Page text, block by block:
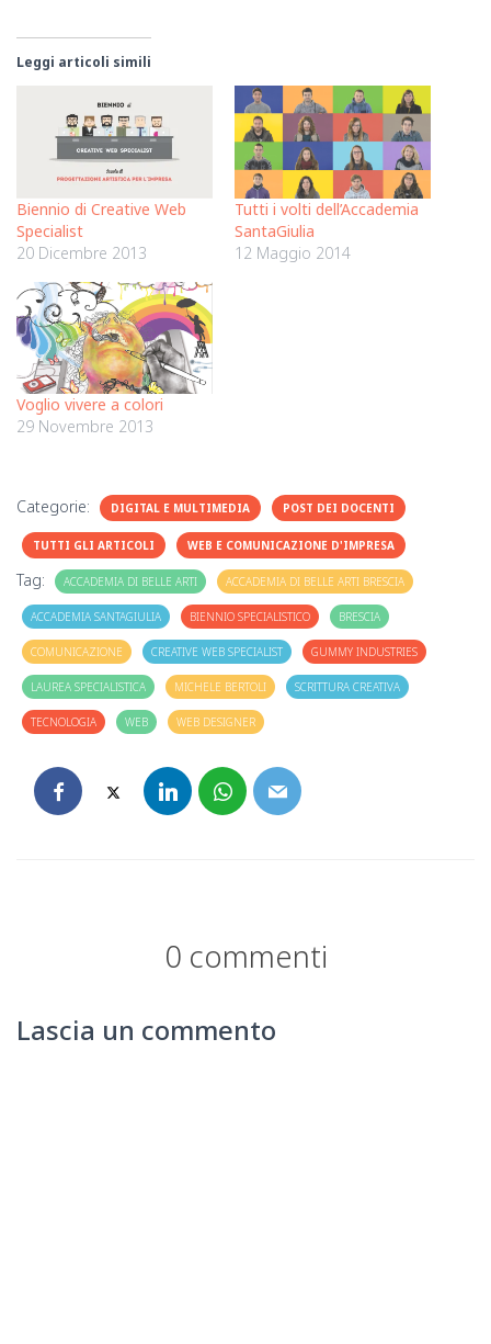
Leggi articoli simili
Biennio di Creative Web
Specialist
20 Dicembre 2013
Tutti i volti dell’Accademia
SantaGiulia
12 Maggio 2014
Voglio vivere a colori
29 Novembre 2013
Categorie: DIGITAL E MULTIMEDIA POST DEI DOCENTI
TUTTI GLI ARTICOLI WEB E COMUNICAZIONE D'IMPRESA
Tag: ACCADEMIA DI BELLE ARTI ACCADEMIA DI BELLE ARTI BRESCIA
ACCADEMIA SANTAGIULIA BIENNIO SPECIALISTICO BRESCIA
COMUNICAZIONE CREATIVE WEB SPECIALIST GUMMY INDUSTRIES
LAUREA SPECIALISTICA MICHELE BERTOLI SCRITTURA CREATIVA
TECNOLOGIA WEB WEB DESIGNER
0 commenti
Lascia un commento